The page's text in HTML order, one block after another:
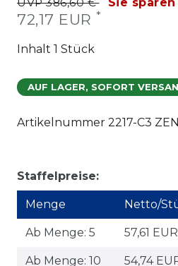
72,17 EUR *
Inhalt 1 Stück
AUF LAGER, SOFORT
Artikelnummer 2217-C3 ZEN
Staffelpreise:
Menge Netto/
Ab Menge: 5 57,61 EUR
Ab Menge: 10 54,74